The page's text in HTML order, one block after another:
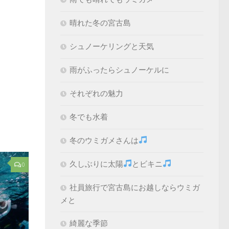
0
晴れた冬の宮古島
シュノーケリングと天気
雨がふったらシュノーケルに
それぞれの魅力
冬でも水着
冬のウミガメさんは
久しぶりに太陽 とビキニ
社員旅行で宮古島にお越しならウミガ
メと
綺麗な季節